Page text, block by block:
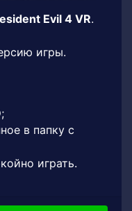
Evil 4 VR.
игры.
;
в папку с
играть.